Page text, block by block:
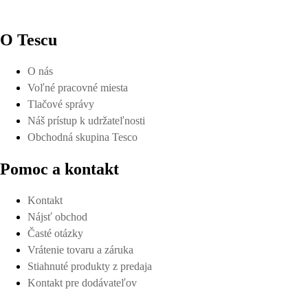
O Tescu
O nás
Voľné pracovné miesta
Tlačové správy
Náš prístup k udržateľnosti
Obchodná skupina Tesco
Pomoc a kontakt
Kontakt
Nájsť obchod
Časté otázky
Vrátenie tovaru a záruka
Stiahnuté produkty z predaja
Kontakt pre dodávateľov